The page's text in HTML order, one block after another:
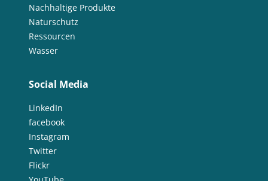
Nachhaltige Produkte
Naturschutz
Ressourcen
Wasser
Social Media
LinkedIn
facebook
Instagram
Twitter
Flickr